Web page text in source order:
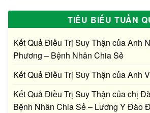
TIÊU BIỂU TUẦN
Kết Quả Điều Trị Suy Thận của Anh
Phương – Bệnh Nhân Chia Sẻ
Kết Quả Điều Trị Suy Thận của Anh
Kết Quả Điều Trị Suy Thận của chị
Bệnh Nhân Chia Sẻ – Lương Y Đào